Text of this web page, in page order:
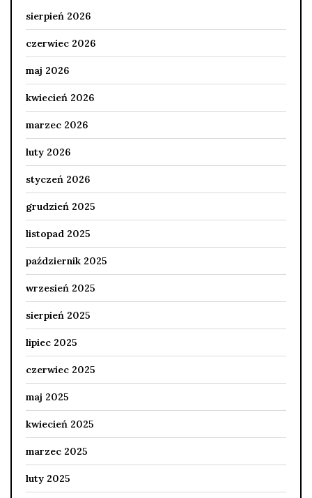
sierpień 2026
czerwiec 2026
maj 2026
kwiecień 2026
marzec 2026
luty 2026
styczeń 2026
grudzień 2025
listopad 2025
październik 2025
wrzesień 2025
sierpień 2025
lipiec 2025
czerwiec 2025
maj 2025
kwiecień 2025
marzec 2025
luty 2025